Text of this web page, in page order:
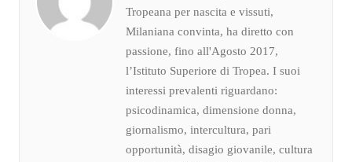
Tropeana per nascita e vissuti,
Milaniana convinta, ha diretto con
passione, fino all'Agosto 2017,
l’Istituto Superiore di Tropea. I suoi
interessi prevalenti riguardano:
psicodinamica, dimensione donna,
giornalismo, intercultura, pari
opportunità, disagio giovanile, cultura